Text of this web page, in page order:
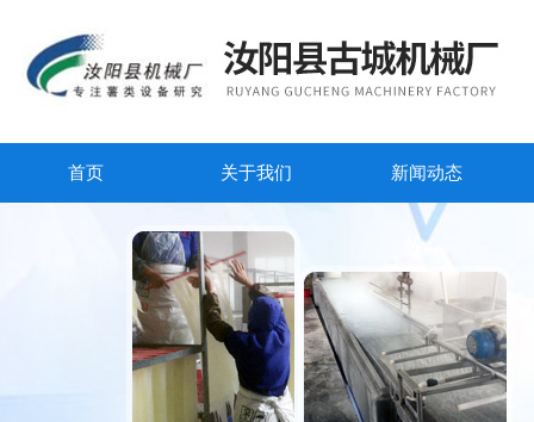
首页 关于我们 新闻动态